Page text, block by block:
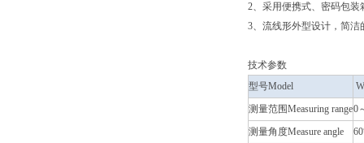
2、采用便携式、密码包
3、流线形外型设计，简
技术参数
型号Model
测量范围Measuring range0
测量角度Measure angle